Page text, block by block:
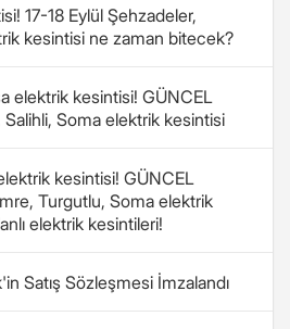
17-18 Eylül Şehzadeler,
kesintisi ne zaman bitecek?
elektrik kesintisi! GÜNCEL
Salihli, Soma elektrik kesintisi
kesintisi! GÜNCEL
Turgutlu, Soma elektrik
elektrik kesintileri!
Satış Sözleşmesi İmzalandı